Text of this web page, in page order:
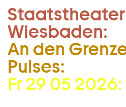
Zum Hauptinhalt springen
Zum Footer springen
Wiesbaden:
An den
Pulses:
Fr 29 05 2026: